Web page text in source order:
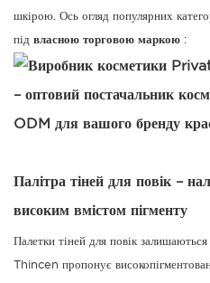
шкірою. Ось огляд популярних
під власною торговою маркою :
Палітра тіней для повік –
високим вмістом пігменту
Палетки тіней для повік
Thincen пропонує